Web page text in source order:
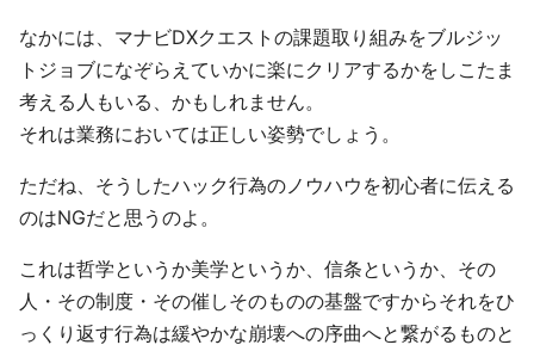
なかには、マナビDXクエストの課題取り組みをブルジッ
トジョブになぞらえていかに楽にクリアするかをしこたま
考える人もいる、かもしれません。
それは業務においては正しい姿勢でしょう。
ただね、そうしたハック行為のノウハウを初心者に伝える
のはNGだと思うのよ。
これは哲学というか美学というか、信条というか、その
人・その制度・その催しそのものの基盤ですからそれをひ
っくり返す行為は緩やかな崩壊への序曲へと繋がるものと